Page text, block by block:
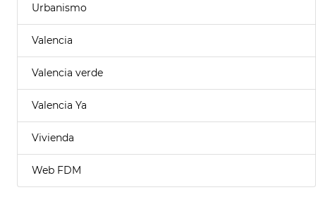
Urbanismo
Valencia
Valencia verde
Valencia Ya
Vivienda
Web FDM